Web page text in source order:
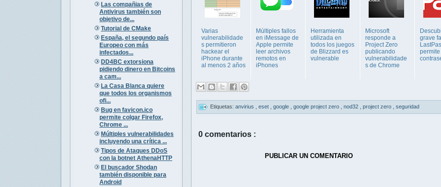
Las compañias de
Antivirus también son
objetivo de...
Tutorial de CMake
España, el segundo país
Europeo con más
infectados...
DD4BC extorsiona
pidiendo dinero en Bitcoins
a cam...
La Casa Blanca quiere
que todos los organismos
ofi...
Bug en favicon.ico
permite colgar Firefox,
Chrome ...
Múltiples vulnerabilidades
incluyendo una crítica ...
Tipos de Ataques DDoS
con la botnet AthenaHTTP
El buscador Shodan
también disponible para
Android
Varias
vulnerabilidade
s permitieron
hackear el
iPhone durante
al menos 2 años
Múltiples fallos
en iMessage de
Apple permite
leer archivos
remotos en
iPhones
Herramienta
utilizada en
todos los juegos
de Blizzard es
vulnerable
Microsoft
responde a
Project Zero
publicando
vulnerabilidade
s de Chrome
grave
Etiquetas: anvirius eset google google project zero nod32 project zero seguridad
0 comentarios :
PUBLICAR UN COMENTARIO